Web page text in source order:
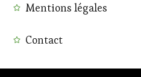
Mentions légales
Contact